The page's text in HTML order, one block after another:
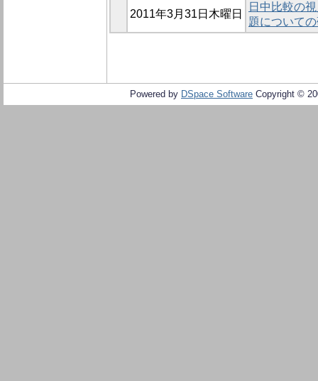
2011年3月31日木曜日
日中比較の
題について
Powered by DSpace Software Copyright ©